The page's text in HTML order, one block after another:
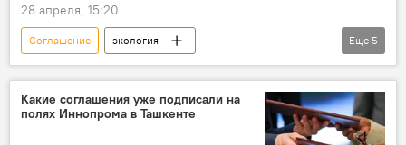
28 апреля, 15:20
Соглашение
экология
охрана окружающей среды
Узбекистан
Постановление
Еще 5
Какие соглашения уже подписали на
полях Иннопрома в Ташкенте